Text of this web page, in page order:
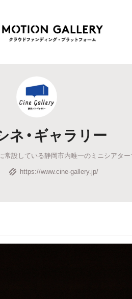
新着プロジェクト
Feature
キュレーターから探す 特集から
ト
ネ・ギャラリー
常設している静岡市内唯一のミニシアター
https://www.cine-gallery.jp/